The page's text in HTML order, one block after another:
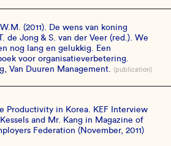
(2011). De wens van koning
de Jong & S. van der Veer (red.). We
nog lang en gelukkig. Een
voor organisatieverbetering.
Van Duuren Management. (publication)
Productivity in Korea. KEF Interview
and Mr. Kang in Magazine of
Federation (November, 2011)